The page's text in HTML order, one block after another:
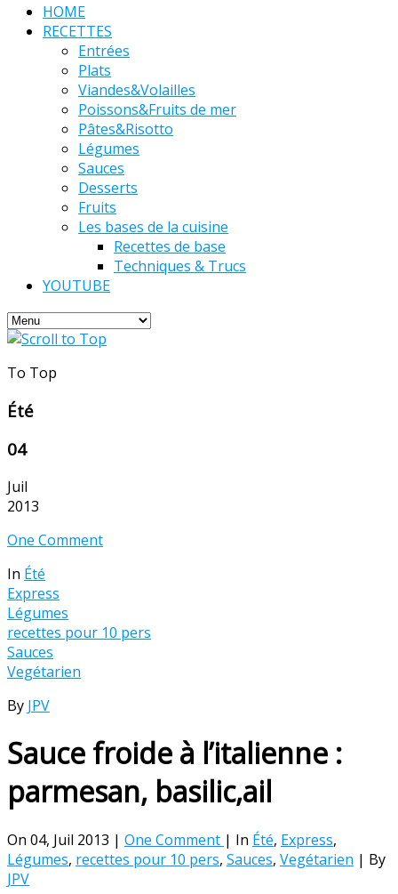
HOME
RECETTES
Entrées
Plats
Viandes&Volailles
Poissons&Fruits de mer
Pâtes&Risotto
Légumes
Sauces
Desserts
Fruits
Les bases de la cuisine
Recettes de base
Techniques & Trucs
YOUTUBE
To Top
Été
04
Juil
2013
One Comment
In Été
Express
Légumes
recettes pour 10 pers
Sauces
Vegétarien
By JPV
Sauce froide à l’italienne :
parmesan, basilic,ail
On 04, Juil 2013 | One Comment | In Été, Express,
Légumes, recettes pour 10 pers, Sauces, Vegétarien | By
JPV